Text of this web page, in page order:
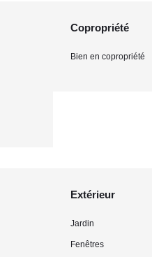
Copropriété
Bien en copropriété
Extérieur
Jardin
Fenêtres